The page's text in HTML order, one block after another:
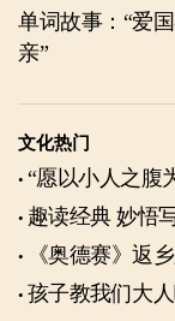
单词故事：“爱
亲”
文化热门
“愿以小人之腹
趣读经典 妙悟
《奥德赛》返
孩子教我们大